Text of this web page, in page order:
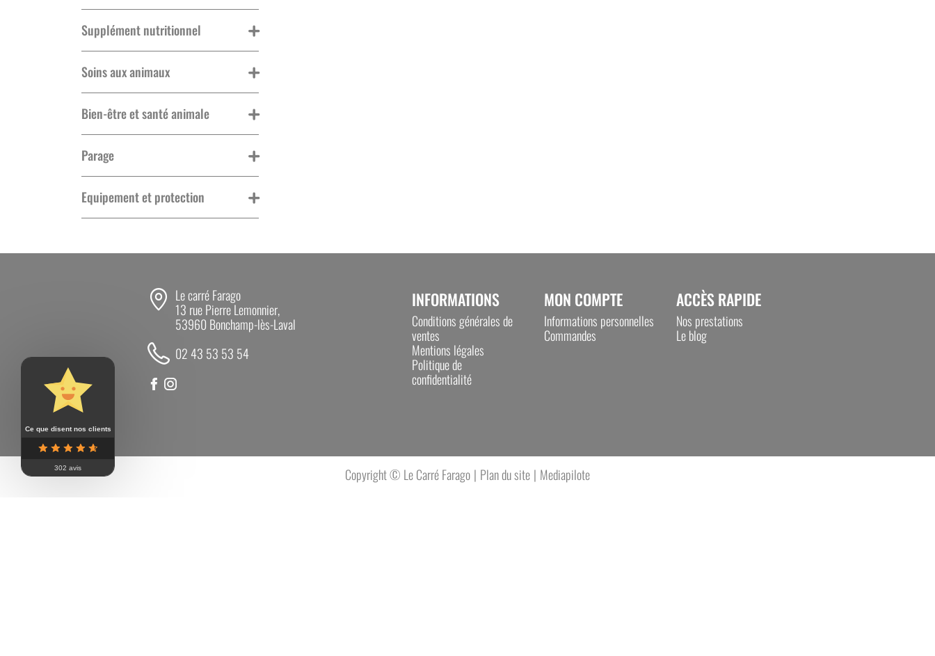
Supplément nutritionnel
Soins aux animaux
Bien-être et santé animale
Parage
Equipement et protection
Le carré Farago
13 rue Pierre Lemonnier,
53960 Bonchamp-lès-Laval
02 43 53 53 54
INFORMATIONS
Conditions générales de
ventes
Mentions légales
Politique de
confidentialité
MON COMPTE
Informations personnelles
Commandes
ACCÈS RAPIDE
Nos prestations
Le blog
Plan du site Mediapilote
Ce que disent nos clients
302 avis